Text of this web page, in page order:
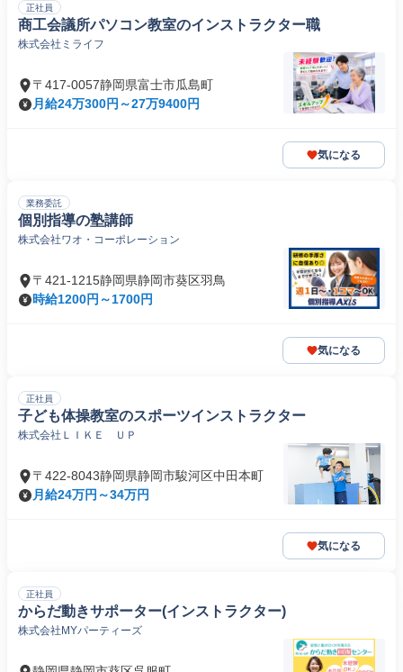
正社員
商工会議所パソコン教室のインストラクター職
株式会社ミライフ
〒417-0057静岡県富士市瓜島町
月給24万300円～27万9400円
気になる
業務委託
個別指導の塾講師
株式会社ワオ・コーポレーション
〒421-1215静岡県静岡市葵区羽鳥
時給1200円～1700円
気になる
正社員
子ども体操教室のスポーツインストラクター
株式会社ＬＩＫＥ ＵＰ
〒422-8043静岡県静岡市駿河区中田本町
月給24万円～34万円
気になる
正社員
からだ動きサポーター(インストラクター)
株式会社MYパーティーズ